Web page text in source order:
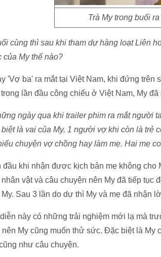
Trà My trong buổi
cùng thì sau khi tham dự hàng loạt Liên
của My thế nào?
'Vợ ba' ra mắt tại Việt Nam, khi đứng trên
lần đầu công chiểu ở Việt Nam, My
ngày qua khi trailer phim ra mắt người
là vai của My, 1 người vợ khi còn là trẻ
chuyện vợ chồng hay làm mẹ. Hai mẹ
đầu khi nhận được kịch bản mẹ không
vật và câu chuyện nên My đã tiếp tục
Sau 3 lần do dự thì My và mẹ đã nhận
này có những trải nghiệm mới lạ mà
nên My cũng muốn thử sức. Đặc biệt là My
như câu chuyện.